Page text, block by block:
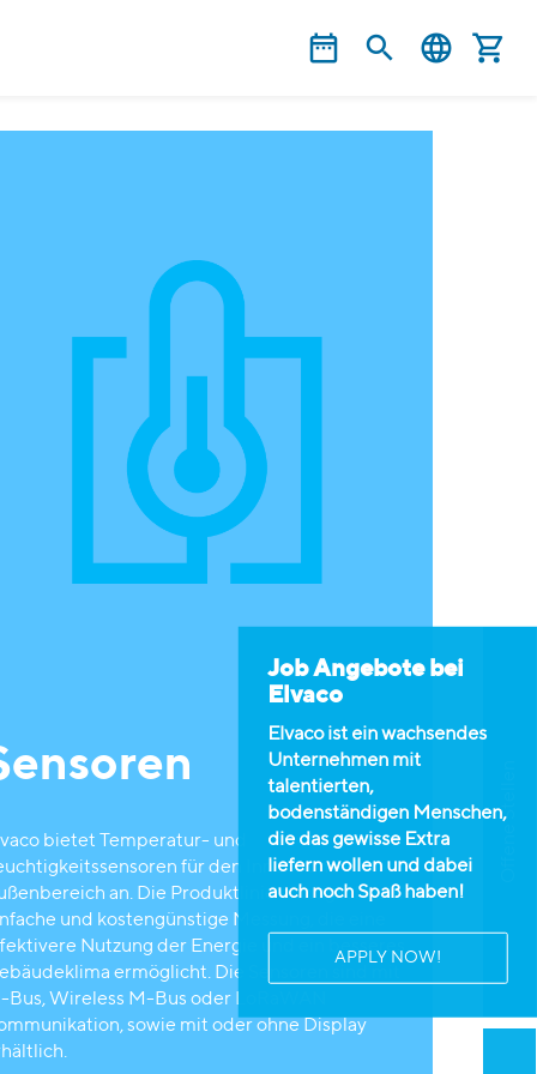
Offene Stellen
Job Angebote bei
Elvaco
Elvaco ist ein wachsendes
Unternehmen mit
talentierten,
bodenständigen Menschen,
die das gewisse Extra
liefern wollen und dabei
auch noch Spaß haben!
APPLY NOW!
bietet Temperatur- und
für den Innen- und
an. Die Produktlinie ermöglicht eine
und kostengünstige Messung, die eine
Nutzung der Energie und ein besseres
ermöglicht. Die Sensoren sind mit
Bus, Wireless M-Bus oder LoRaWAN
sowie mit oder ohne Display